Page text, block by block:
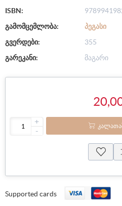
ISBN:
გამომცემლობა:
ᲞᲔᲒᲐᲡᲘ
გვერდები:
355
გარეკანი:
მაგარი
+
-
Supported cards